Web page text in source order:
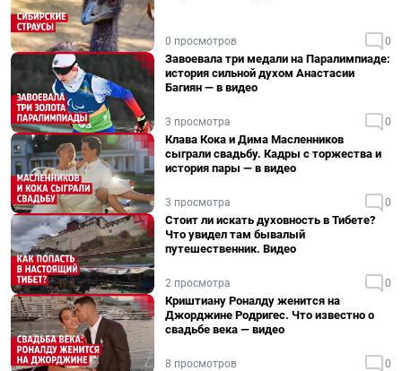
0 просмотров 0
Завоевала три медали на Паралимпиаде:
история сильной духом Анастасии
Багиян — в видео
3 просмотра 0
Клава Кока и Дима Масленников
сыграли свадьбу. Кадры с торжества и
история пары — в видео
3 просмотра 0
Стоит ли искать духовность в Тибете?
Что увидел там бывалый
путешественник. Видео
2 просмотра 0
Криштиану Роналду женится на
Джорджине Родригес. Что известно о
свадьбе века — видео
8 просмотров 0